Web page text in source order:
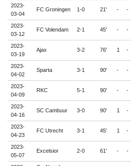
2023-
03-04
FC Groningen 1-0 21' - -
2023-
03-12
FC Volendam 2-1 45' - -
2023-
03-19
Ajax 3-2 76' 1 -
2023-
04-02
Sparta 3-1 90' - -
2023-
04-09
RKC 5-1 90' - -
2023-
04-16
SC Cambuur 3-0 90' 1 -
2023-
04-23
FC Utrecht 3-1 45' 1 -
2023-
05-07
Excelsior 2-0 61' - -